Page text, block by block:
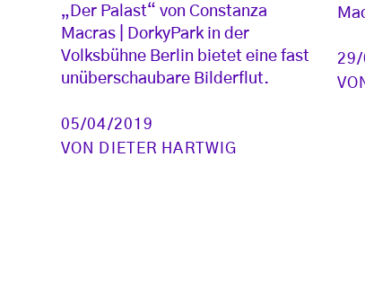
„Der Palast“ von Constanza
Macras | DorkyPark in der
Volksbühne Berlin bietet eine fast
unüberschaubare Bilderflut.
05/04/2019
VON
DIETER HARTWIG